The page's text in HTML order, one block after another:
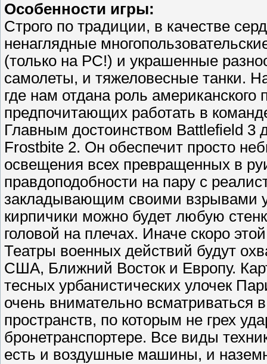
Особенности игры:
Строго по традиции, в качестве
ненаглядные
(только на PC!) и украшенные
самолеты, и тяжеловесные танки.
где нам отдана роль американского
предпочитающих работать в
Главным достоинством Battlefield 3
Frostbite 2. Он обеспечит просто
освещения всех превращенных в
правдоподобности на пару с
закладывающим своими взрывами
кирпичики можно будет любую
головой на плечах. Иначе скоро
Театры военных действий будут
США, Ближний Восток и Европу.
тесных урбанистических улочек
очень внимательно всматриваться
пространств, по которым не грех
бронетранспортере. Все виды
есть и воздушные машины, и